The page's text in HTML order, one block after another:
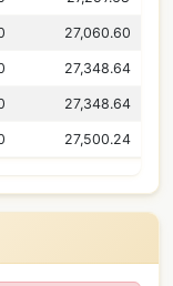
27,060.60
27,348.64
27,348.64
27,500.24